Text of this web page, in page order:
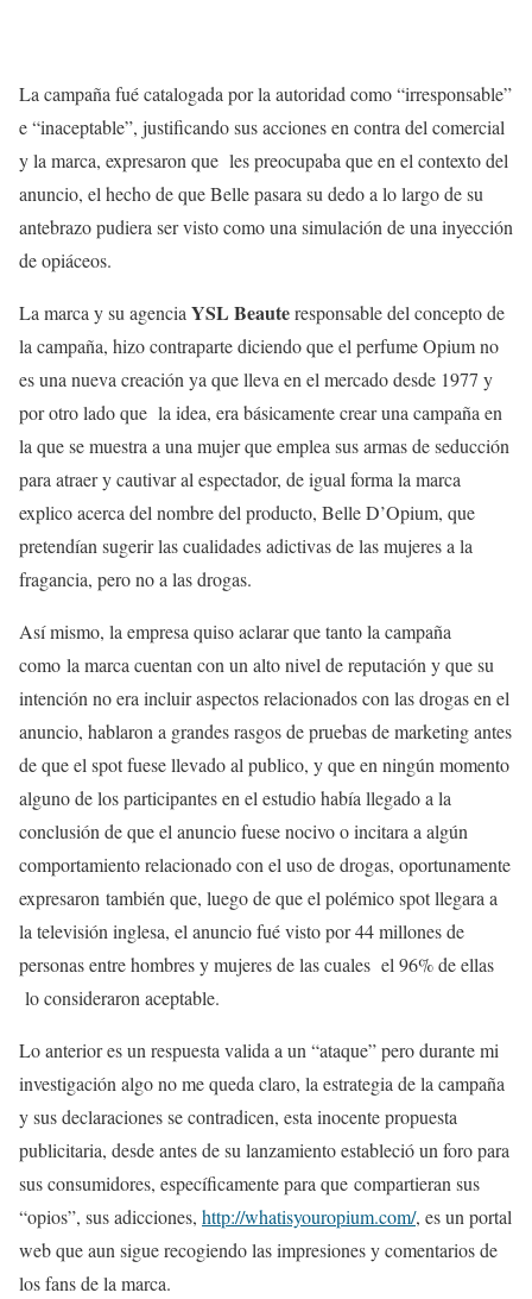
La campaña fué catalogada por la autoridad como “irresponsable”
e “inaceptable”, justificando sus acciones en contra del comercial
y la marca, expresaron que les preocupaba que en el contexto del
anuncio, el hecho de que Belle pasara su dedo a lo largo de su
antebrazo pudiera ser visto como una simulación de una inyección
de opiáceos.
La marca y su agencia YSL Beauteresponsable del concepto de
la campaña, hizo contraparte diciendo que el perfume Opium no
es una nueva creación ya que lleva en el mercado desde 1977 y
por otro lado que la idea, era básicamente crear una campaña en
la que se muestra a una mujer que emplea sus armas de seducción
para atraer y cautivar al espectador, de igual forma la marca
explico acerca del nombre del producto, Belle D’Opium, que
pretendían sugerir las cualidades adictivas de las mujeres a la
fragancia, pero no a las drogas.
Así mismo, la empresa quiso aclarar que tanto la campaña
como la marca cuentan con un alto nivel de reputación y que su
intención no era incluir aspectos relacionados con las drogas en el
anuncio, hablaron a grandes rasgos de pruebas de marketing antes
de que el spot fuese llevado al publico, y que en ningún momento
alguno de los participantes en el estudio había llegado a la
conclusión de que el anuncio fuese nocivo o incitara a algún
comportamiento relacionado con el uso de drogas, oportunamente
expresaron también que, luego de que el polémico spot llegara a
la televisión inglesa, el anuncio fué visto por 44 millones de
personas entre hombres y mujeres de las cuales el 96% de ellas
lo consideraron aceptable.
Lo anterior es un respuesta valida a un “ataque” pero durante mi
investigación algo no me queda claro, la estrategia de la campaña
y sus declaraciones se contradicen, esta inocente propuesta
publicitaria, desde antes de su lanzamiento estableció un foro para
sus consumidores, específicamente para que compartieran sus
“opios”, sus adicciones, http://whatisyouropium.com/, es un portal
web que aun sigue recogiendo las impresiones y comentarios de
los fans de la marca.